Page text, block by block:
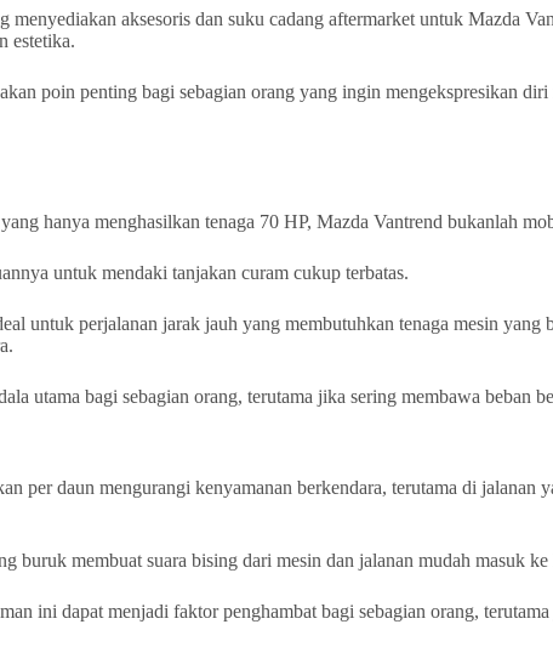
menyediakan aksesoris dan suku cadang aftermarket untuk Mazda
estetika.
poin penting bagi sebagian orang yang ingin mengekspresikan
hanya menghasilkan tenaga 70 HP, Mazda Vantrend bukanlah
untuk mendaki tanjakan curam cukup terbatas.
untuk perjalanan jarak jauh yang membutuhkan tenaga mesin
utama bagi sebagian orang, terutama jika sering membawa beban
per daun mengurangi kenyamanan berkendara, terutama di
buruk membuat suara bising dari mesin dan jalanan mudah masuk
ini dapat menjadi faktor penghambat bagi sebagian orang,